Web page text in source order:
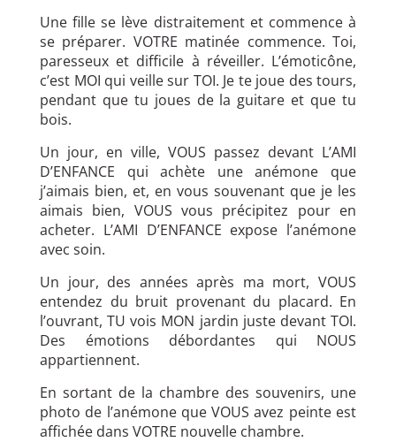
Une fille se lève distraitement et commence à
se préparer. VOTRE matinée commence. Toi,
paresseux et difficile à réveiller. L’émoticône,
c’est MOI qui veille sur TOI. Je te joue des tours,
pendant que tu joues de la guitare et que tu
bois.
Un jour, en ville, VOUS passez devant L’AMI
D’ENFANCE qui achète une anémone que
j’aimais bien, et, en vous souvenant que je les
aimais bien, VOUS vous précipitez pour en
acheter. L’AMI D’ENFANCE expose l’anémone
avec soin.
Un jour, des années après ma mort, VOUS
entendez du bruit provenant du placard. En
l’ouvrant, TU vois MON jardin juste devant TOI.
Des émotions débordantes qui NOUS
appartiennent.
En sortant de la chambre des souvenirs, une
photo de l’anémone que VOUS avez peinte est
affichée dans VOTRE nouvelle chambre.